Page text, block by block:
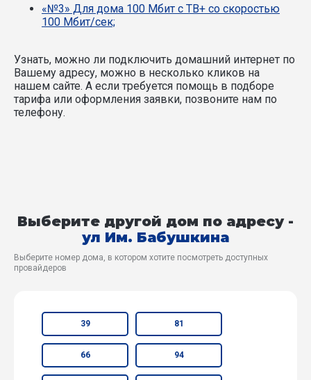
«№3» Для дома 100 Мбит с ТВ+ со скоростью
100 Мбит/сек;
Узнать, можно ли подключить домашний интернет по
Вашему адресу, можно в несколько кликов на
нашем сайте. А если требуется помощь в подборе
тарифа или оформления заявки, позвоните нам по
телефону.
Выберите другой дом по адресу -
ул Им. Бабушкина
Выберите номер дома, в котором хотите посмотреть доступных
провайдеров
39 81
66 94